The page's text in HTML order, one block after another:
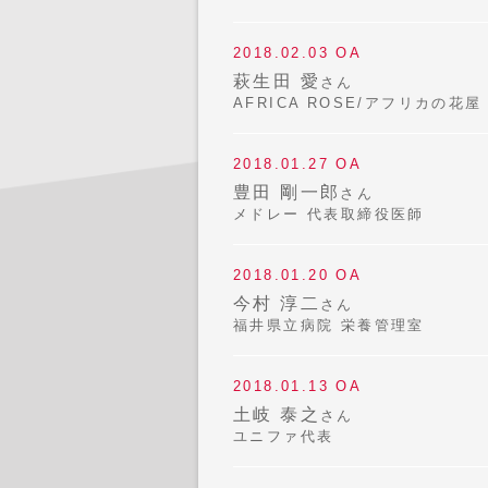
2018.02.03 OA
萩生田 愛 さん
AFRICA ROSE/アフリカの花屋
2018.01.27 OA
豊田 剛一郎 さん
メドレー 代表取締役医師
2018.01.20 OA
今村 淳二 さん
福井県立病院 栄養管理室
2018.01.13 OA
土岐 泰之 さん
ユニファ代表